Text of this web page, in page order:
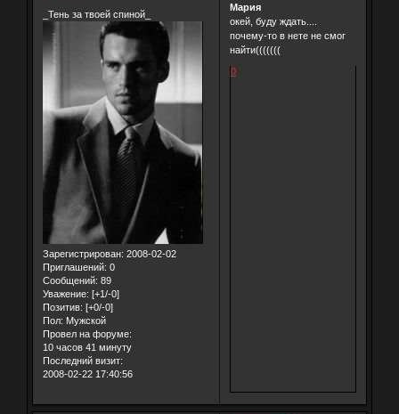
_Тень за твоей спиной_
Зарегистрирован: 2008-02-02
Приглашений: 0
Сообщений: 89
Уважение: [+1/-0]
Позитив: [+0/-0]
Пол: Мужской
Провел на форуме:
10 часов 41 минуту
Последний визит:
2008-02-22 17:40:56
Мария
окей, буду ждать....
почему-то в нете не смог
найти(((((((
0